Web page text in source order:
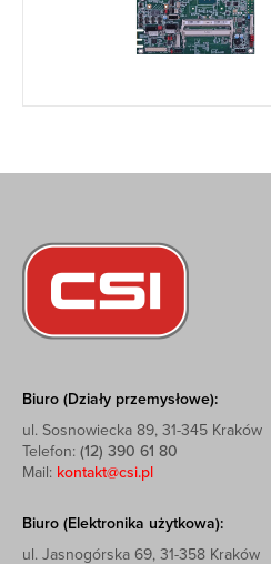
Biuro (Działy przemysłowe):
ul. Sosnowiecka 89, 31-345 Kraków
Telefon: (12) 390 61 80
Mail: kontakt@csi.pl
Biuro (Elektronika użytkowa):
ul. Jasnogórska 69, 31-358 Kraków